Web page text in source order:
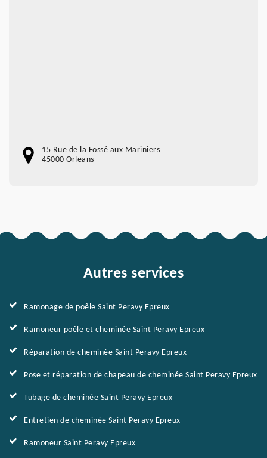
15 Rue de la Fossé aux Mariniers
45000 Orleans
Autres services
Ramonage de poêle Saint Peravy Epreux
Ramoneur poêle et cheminée Saint Peravy Epreux
Réparation de cheminée Saint Peravy Epreux
Pose et réparation de chapeau de cheminée Saint Peravy Epreux
Tubage de cheminée Saint Peravy Epreux
Entretien de cheminée Saint Peravy Epreux
Ramoneur Saint Peravy Epreux